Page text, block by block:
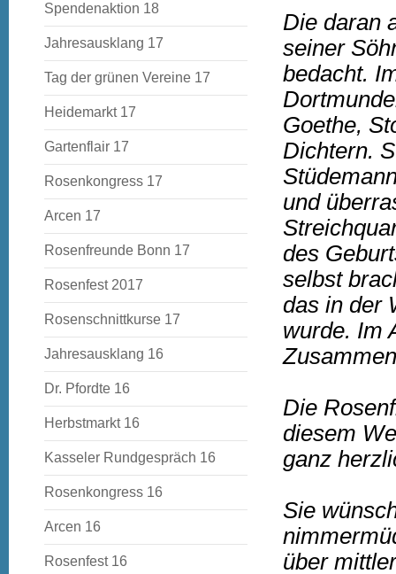
Spendenaktion 18
Jahresausklang 17
Tag der grünen Vereine 17
Heidemarkt 17
Gartenflair 17
Rosenkongress 17
Arcen 17
Rosenfreunde Bonn 17
Rosenfest 2017
Rosenschnittkurse 17
Jahresausklang 16
Dr. Pfordte 16
Herbstmarkt 16
Kasseler Rundgespräch 16
Rosenkongress 16
Arcen 16
Rosenfest 16
Die daran
seiner
bedacht.
Goethe,
Dichtern.
und
des
selbst
das in der
wurde. Im
Die
diesem
ganz
Sie
über